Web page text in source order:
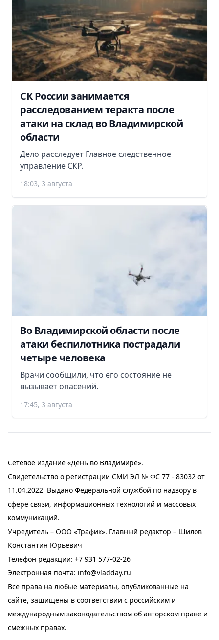
СК России занимается
расследованием теракта после
атаки на склад во Владимирской
области
Дело расследует Главное следственное
управление СКР.
18:03, 3 августа
Во Владимирской области после
атаки беспилотника пострадали
четыре человека
Врачи сообщили, что его состояние не
вызывает опасений.
17:45, 3 августа
Сетевое издание «День во Владимире».
Свидетельство о регистрации СМИ ЭЛ № ФС 77 - 83032 от
11.04.2022. Выдано Федеральной службой по надзору в
сфере связи, информационных технологий и массовых
коммуникаций.
Учредитель – ООО «Трафик». Главный редактор – Шилов
Константин Юрьевич
Телефон редакции: +7 931 577-02-26
Электронная почта: info@vladday.ru
Все права на любые материалы, опубликованные на
сайте, защищены в соответствии с российским и
международным законодательством об авторском праве и
смежных правах.